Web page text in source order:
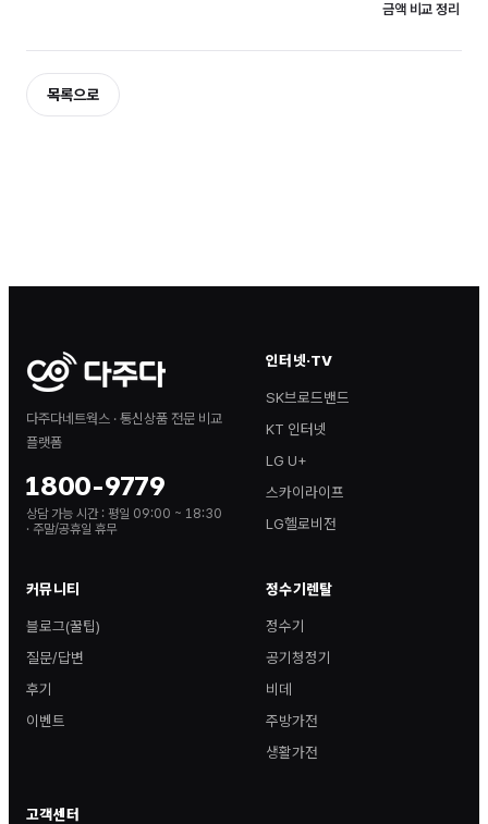
금액 비교 정리
목록으로
다주다네트웍스 · 통신상품 전문 비교
플랫폼
1800-9779
상담 가능 시간 : 평일 09:00 ~ 18:30
· 주말/공휴일 휴무
인터넷·TV
SK브로드밴드
KT 인터넷
LG U+
스카이라이프
LG헬로비전
커뮤니티
블로그(꿀팁)
질문/답변
후기
이벤트
정수기렌탈
정수기
공기청정기
비데
주방가전
생활가전
고객센터